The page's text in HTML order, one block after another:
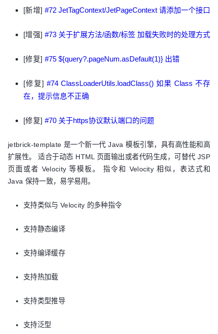
[新增] #72 JetTagContext/JetPageContext 请添加一个接口
[增强] #73 关于扩展方法/函数/标签 加载失败时的处理方式
[修复] #75 ${query?.pageNum.asDefault(1)} 出错
[修复] #74 ClassLoaderUtils.loadClass() 如果 Class 不存
在，提示信息不正确
[修复] #70 关于https协议默认端口的问题
jetbrick-template 是一个新一代 Java 模板引擎，具有高性能和高
扩展性。 适合于动态 HTML 页面输出或者代码生成，可替代 JSP
页面或者 Velocity 等模板。 指令和 Velocity 相似，表达式和
Java 保持一致，易学易用。
支持类似与 Velocity 的多种指令
支持静态编译
支持编译缓存
支持热加载
支持类型推导
支持泛型